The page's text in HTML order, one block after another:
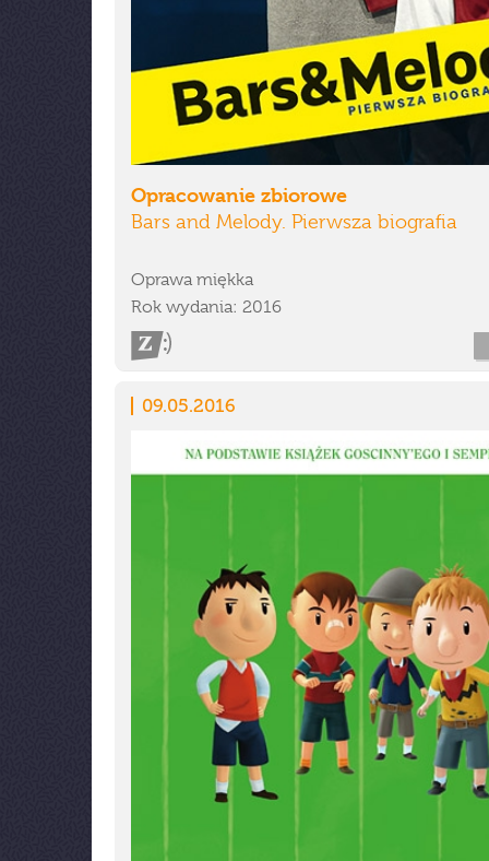
Opracowanie zbiorowe
Bars and Melody. Pierwsza biografia
Oprawa miękka
Rok wydania: 2016
09.05.2016